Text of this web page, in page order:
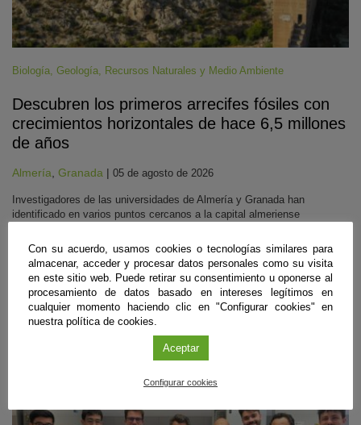
Biología, Geología, Recursos Naturales y Medio Ambiente
Descubren los primeros arrecifes fósiles con
crecimientos horizontales de hace 6,5 millones
de años
Almería Granada | 05 de agosto de 2026
Investigadores de las universidades de Almería y Granada han
identificado en varios puntos cercanos a la capital almeriense
previa en la que el Mediterráneo se secó casi por completo. En estos
arrecifes formados a casi 40 metros bajo el nivel del mar, la
transparencia del agua en ese entorno facilitó el crecimiento de corales
de lado a lado. Ahora aportan pistas para reconstruir la historia climática
del pasado.
Sigue leyendo
Con su acuerdo, usamos cookies o tecnologías similares para
almacenar, acceder y procesar datos personales como su visita
en este sitio web. Puede retirar su consentimiento u oponerse al
procesamiento de datos basado en intereses legítimos en
cualquier momento haciendo clic en "Configurar cookies" en
nuestra política de cookies.
Aceptar
Configurar cookies